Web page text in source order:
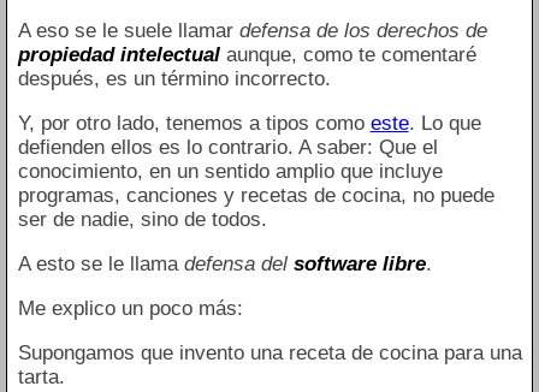
A eso se le suele llamar defensa de los derechos de
propiedad intelectualaunque, como te comentaré
después, es un término incorrecto.
Y, por otro lado, tenemos a tipos como este. Lo que
defienden ellos es lo contrario. A saber: Que el
conocimiento, en un sentido amplio que incluye
programas, canciones y recetas de cocina, no puede
ser de nadie, sino de todos.
A esto se le llama defensa del software libre.
Me explico un poco más:
Supongamos que invento una receta de cocina para una
tarta.